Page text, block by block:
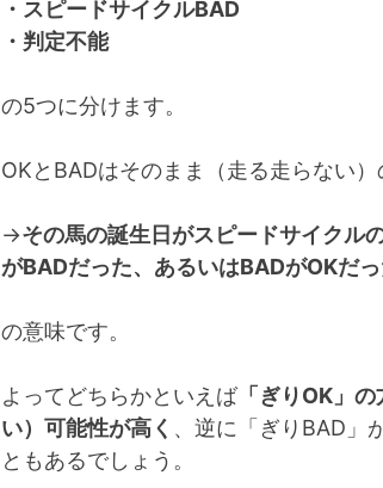
・スピードサイクルBAD
・判定不能
の5つに分けます。
OKとBADはそのまま（走る走らない
→その馬の誕生日がスピードサイクル
がBADだった、あるいはBADがOKだ
の意味です。
よってどちらかといえば「ぎりOK」
い）可能性が高く 、逆に「ぎりBAD」
ともあるでしょう。